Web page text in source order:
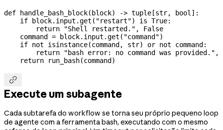
def handle_bash_block( block) -> tuple[str, bool]:
    if
block.input.get( "restart") is True:
        return
"Shell restarted." , False
    command
= block.input.get( "command")
    if
not isinstance(command, str) or not command:
        return
"bash error: no command was provided." ,
    return
run_bash(command)

Execute um subagente
Cada subtarefa do workflow se torna seu próprio pequeno loop
de agente com a ferramenta bash, executando com o mesmo